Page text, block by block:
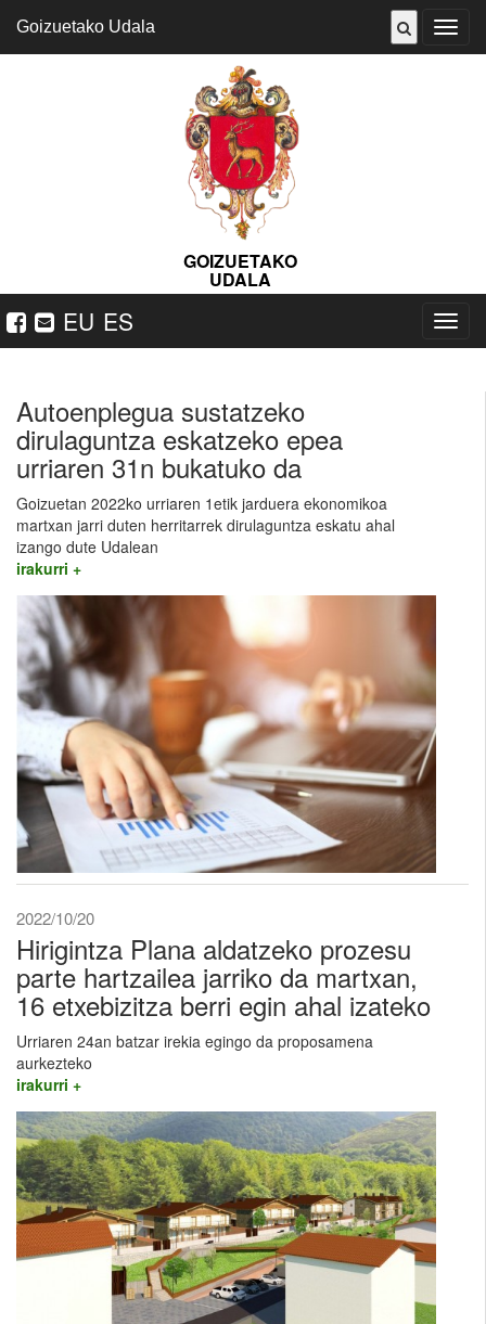
ireki
Goizuetako Udala
GOIZUETAKO
UDALA
EU ES
ireki
Autoenplegua sustatzeko
dirulaguntza eskatzeko epea
urriaren 31n bukatuko da
Goizuetan 2022ko urriaren 1etik jarduera ekonomikoa
martxan jarri duten herritarrek dirulaguntza eskatu ahal
izango dute Udalean
irakurri +
2022/10/20
Hirigintza Plana aldatzeko prozesu
parte hartzailea jarriko da martxan,
16 etxebizitza berri egin ahal izateko
Urriaren 24an batzar irekia egingo da proposamena
aurkezteko
irakurri +